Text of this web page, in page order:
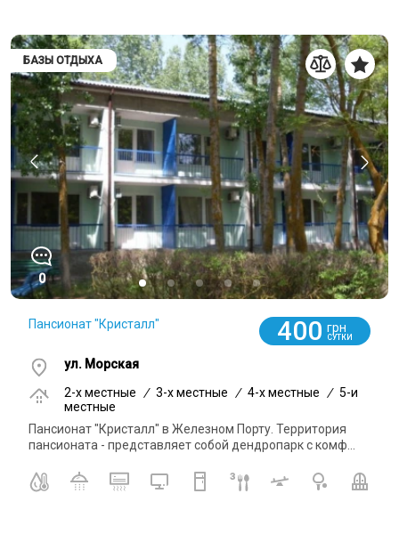
БАЗЫ ОТДЫХА
0
Пансионат "Кристалл" 400 грн
СУТКИ
ул. Морская
2-x местные
/ 3-x местные / 4-x местные / 5-и
местные
Пансионат "Кристалл" в Железном Порту. Территория
пансионата - представляет собой дендропарк с комф...